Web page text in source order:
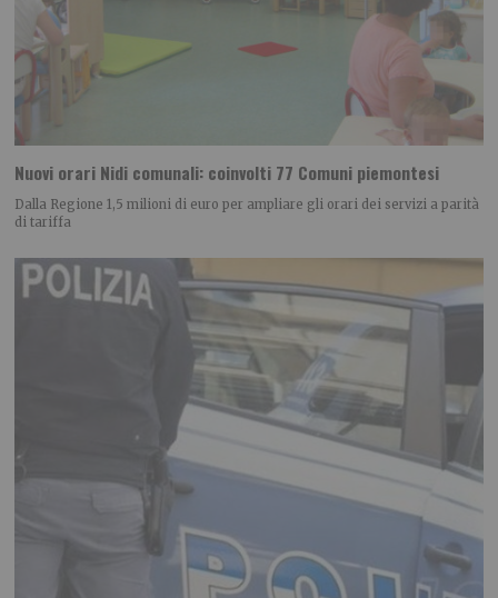
Nuovi orari Nidi comunali: coinvolti 77 Comuni piemontesi
Dalla Regione 1,5 milioni di euro per ampliare gli orari dei servizi a parità
di tariffa